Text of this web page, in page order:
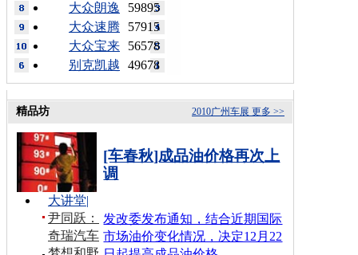
59895
大众朗逸
57915
大众速腾
56578
大众宝来
49678
别克凯越
更多 >>
2010广州车展
精品坊
[车春秋]成品油价格再次上
调
发改委发布通知，结合近期国际
市场油价变化情况，决定12月22
大讲堂|
尹同跃：
奇瑞汽车